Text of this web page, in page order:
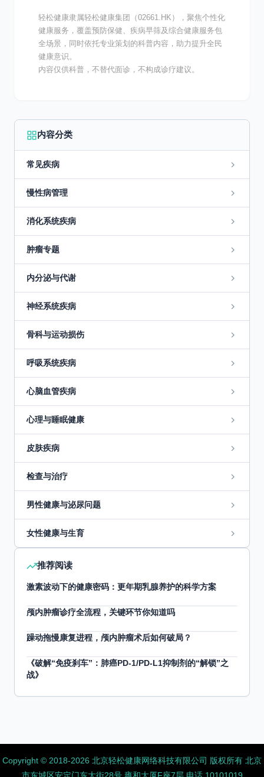
轻松健康隶属轻松健康集团（02661.HK），聚焦个性化
健康服务，覆盖预防保健、疾病早筛及综合健康服务包
全场景，同时依托专业策划的科普内容，助力提升全民
健康意识。
内容仅供科普，不替代面诊，不构成诊疗建议。
内容分类
常见疾病
慢性病管理
消化系统疾病
肿瘤专题
内分泌与代谢
神经系统疾病
骨科与运动损伤
呼吸系统疾病
心脑血管疾病
心理与睡眠健康
皮肤疾病
检查与治疗
男性健康与泌尿问题
女性健康与生育
推荐阅读
激素波动下的健康密码：更年期乳腺养护的科学方案
颅内肿瘤诊疗全流程，关键环节你知道吗
躁动拖慢康复进程，颅内肿瘤术后如何破局？
《破解“免疫刹车”：肺癌PD-1/PD-L1抑制剂的“解锁”之
战》
Copyright ©️ 2018-2026 北京轻松健康网络科技有限公司 版权所有 北京